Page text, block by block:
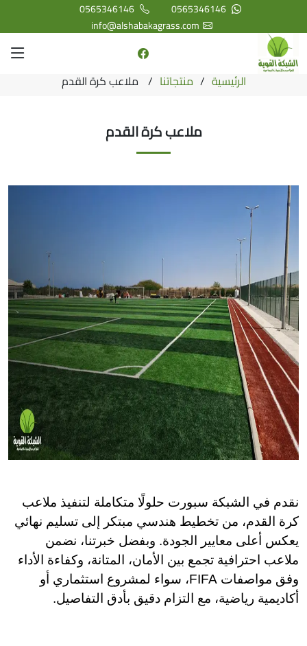
0565346146
0565346146
info@alshabakagrass.com
الرئيسية منتجاتنا ملاعب كرة القدم
ملاعب كرة القدم
نقدم في الشبكة سبورت حلولًا متكاملة لتنفيذ ملاعب
كرة القدم، من تخطيط هندسي مبتكر إلى تسليم نهائي
يعكس أعلى معايير الجودة. وبفضل خبرتنا، نضمن
ملاعب احترافية تجمع بين الأمان، المتانة، وكفاءة الأداء
وفق مواصفات FIFA، سواء لمشروع استثماري أو
أكاديمية رياضية، مع التزام دقيق بأدق التفاصيل.